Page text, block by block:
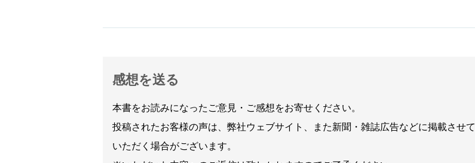
感想を送る
本書をお読みになったご意見・ご感想をお寄せください。
投稿されたお客様の声は、弊社ウェブサイト、また新聞・雑誌広告などに掲載させて
いただく場合がございます。